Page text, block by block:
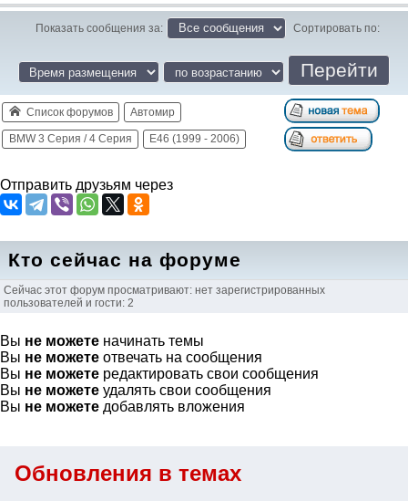
Обновления в темах
Показать сообщения за: Сортировать по:
Список форумов Автомир
BMW 3 Серия / 4 Серия E46 (1999 - 2006)
Отправить друзьям через
Кто сейчас на форуме
Сейчас этот форум просматривают: нет зарегистрированных
пользователей и гости: 2
Вы не можете начинать темы
Вы не можете отвечать на сообщения
Вы не можете редактировать свои сообщения
Вы не можете удалять свои сообщения
Вы не можете добавлять вложения